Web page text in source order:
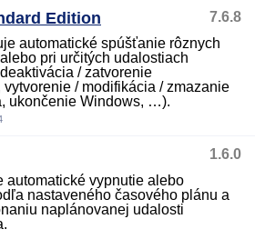
Edition
7.6.8
automatické spúšťanie rôznych
pri určitých udalostiach
/ zatvorenie
/ modifikácia / zmazanie
ukončenie Windows, …).
1.6.0
automatické vypnutie alebo
nastaveného časového plánu a
naplánovanej udalosti